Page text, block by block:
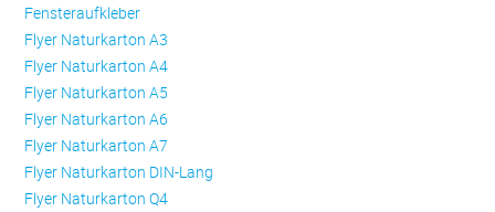
Fensteraufkleber
Flyer Naturkarton A3
Flyer Naturkarton A4
Flyer Naturkarton A5
Flyer Naturkarton A6
Flyer Naturkarton A7
Flyer Naturkarton DIN-Lang
Flyer Naturkarton Q4